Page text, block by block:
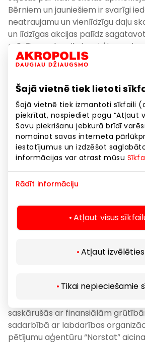
Šajā vietnē tiek lietoti
Šajā vietnē tiek izmantoti sīkfaili
piekrītat, nospiediet pogu “Atļaut
Savu piekrišanu jebkurā brīdī
nomainot savas interneta
iestatījumus un izdzēšot
informācijas var atrast mūsu
Rādīt informāciju
Atļaut visus
Atļaut izvēlēties
Tikai nepieciešamie
Bērniem un jauniešiem ir svarīgi
neatraujamu un vienlīdzīgu daļu
un līdzīgas akcijas palīdz
mācību gadam ikvienai ģimenei,
artavu valsts atbalstam un
skolēniem. Nereti tieši šādu
noteikt to, vai bērnam iešana
cik labas un teicamas būs viņu
profesijā būs iespējams turpināt
kādā darbā sniegt labumu ne vien
sabiedrībai kopumā”.
Kā liecina “AKROPOLE” iepirkšanās
mājsaimniecību plāno atvēlēt līdz
iegādātos visu nepieciešamo
gadam vienam skolas vecuma
pilnībā segtu visas nepieciešamās
ģimenes budžetā būtu jāparedz
aptaujāto vecāku. Īpaši izaicinoši
saskārušās ar finansiālām
sadarbībā ar labdarības
pētījumu aģentūru “Norstat”